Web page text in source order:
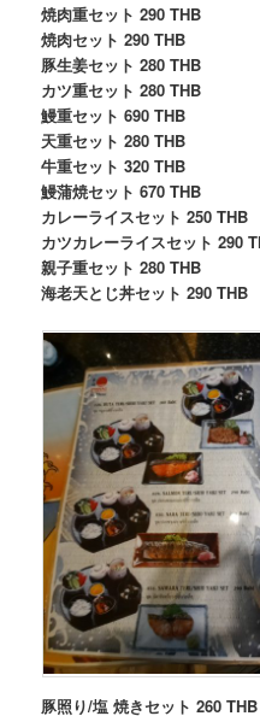
焼肉重セット 290 THB
焼肉セット 290 THB
豚生姜セット 280 THB
カツ重セット 280 THB
鰻重セット 690 THB
天重セット 280 THB
牛重セット 320 THB
鰻蒲焼セット 670 THB
カレーライスセット 250 THB
カツカレーライスセット 290
親子重セット 280 THB
海老天とじ丼セット 290 THB
豚照り/塩 焼きセット 260 THB